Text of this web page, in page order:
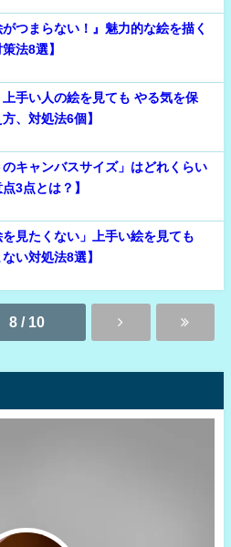
がつまらない！』魅力的な絵を描く
法8選】
上手い人の絵を見ても やる気を保
、対処法6個】
のキャンバスサイズ」はどれくらい
点3点とは？】
を見たくない」上手い絵を見ても
ない対処法8選】
8 / 10